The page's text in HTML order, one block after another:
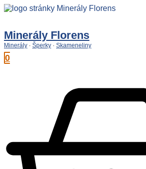
Preskočiť
Minerály Florens
Minerály · Šperky · Skameneliny
0